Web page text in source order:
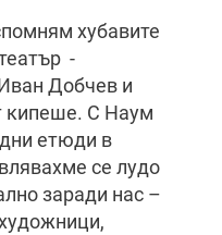
хубавите
-
Добчев и
кипеше. С Наум
етюди в
се лудо
заради нас –